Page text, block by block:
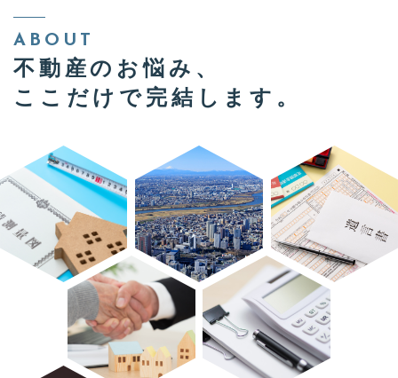
【受付時間】9:00～19:00（日曜定休）
ABOUT
不動産のお悩み、
ここだけで完結します。